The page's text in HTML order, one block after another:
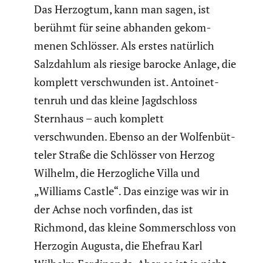
Das Herzogtum, kann man sagen, ist
berühmt für seine abhanden gekom­
menen Schlösser. Als erstes natürlich
Salzdahlum als riesige barocke Anlage, die
komplett verschwunden ist. Antoi­net­
tenruh und das kleine Jagdschloss
Sternhaus – auch komplett
verschwunden. Ebenso an der Wolfen­büt­
teler Straße die Schlösser von Herzog
Wilhelm, die Herzog­liche Villa und
„Williams Castle“. Das einzige was wir in
der Achse noch vorfinden, das ist
Richmond, das kleine Sommer­schloss von
Herzogin Augusta, die Ehefrau Karl